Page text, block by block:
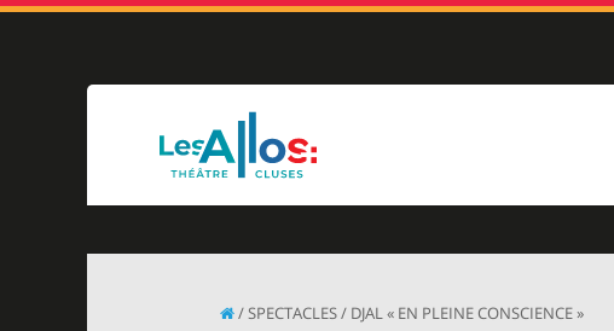
/ SPECTACLES / DJAL « EN PLEINE CONSCIENCE »